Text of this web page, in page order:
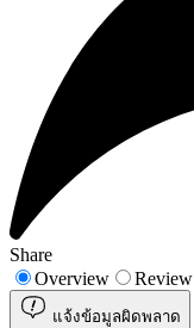
Share
Overview
Review
แจ้งข้อมูลผิดพลาด